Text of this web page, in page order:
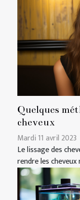
Quelques
cheveux
Mardi 11 avril 2023
Le lissage des
rendre les